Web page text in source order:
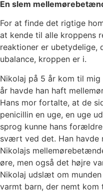
En slem
For at finde det rigtige
at kende til alle kroppens
reaktioner er ubetydelige,
ubalance, kroppen er i.
Nikolaj på 5 år kom til
år havde han haft
Hans mor fortalte, at de
penicillin en uge, en uge
sprog kunne hans
svært ved det. Han havde
Nikolajs
øre, men også det højre
Nikolaj udslæt om
varmt barn, der nemt kom